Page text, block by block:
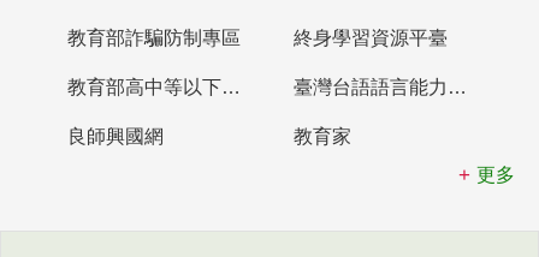
教育部詐騙防制專區 終身學習資源平臺
教育部高中等以下學校及幼兒園教師資格檢定考試 臺灣台語語言能力認證網站
良師興國網
教育家
更多